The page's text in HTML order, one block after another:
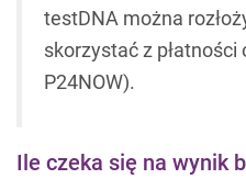
testDNA można
skorzystać z płatności
P24NOW).
Ile czeka się na wynik